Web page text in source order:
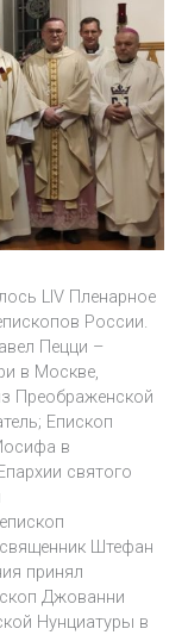
LIV Пленарное
России.
Пецци –
в Москве,
Преображенской
Епископ
в
святого
Штефан
принял
Джованни
Нунциатуры в